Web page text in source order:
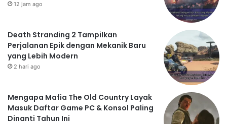
12 jam ago
Death Stranding 2 Tampilkan
Perjalanan Epik dengan Mekanik Baru
yang Lebih Modern
2 hari ago
Mengapa Mafia The Old Country Layak
Masuk Daftar Game PC & Konsol Paling
Dinanti Tahun Ini